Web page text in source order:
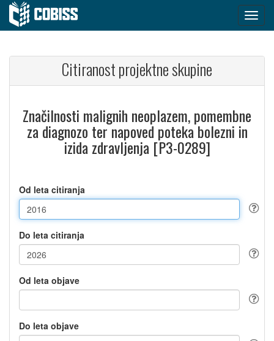
Citiranost projektne skupine
Značilnosti malignih neoplazem, pomembne
za diagnozo ter napoved poteka bolezni in
izida zdravljenja [P3-0289]
Od leta citiranja
Do leta citiranja
Od leta objave
Do leta objave